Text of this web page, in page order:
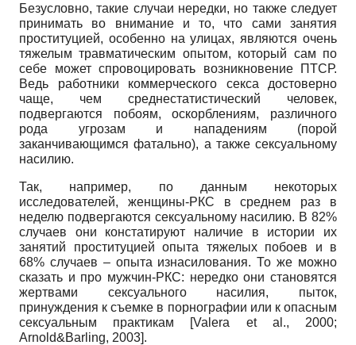
Безусловно, такие случаи нередки, но также следует
принимать во внимание и то, что сами занятия
проституцией, особенно на улицах, являются очень
тяжелым травматическим опытом, который сам по
себе может спровоцировать возникновение ПТСР.
Ведь работники коммерческого секса достоверно
чаще, чем среднестатистический человек,
подвергаются побоям, оскорблениям, различного
рода угрозам и нападениям (порой
заканчивающимся фатально), а также сексуальному
насилию.
Так, например, по данным некоторых
исследователей, женщины-РКС в среднем раз в
неделю подвергаются сексуальному насилию. В 82%
случаев они констатируют наличие в истории их
занятий проституцией опыта тяжелых побоев и в
68% случаев – опыта изнасилования. То же можно
сказать и про мужчин-РКС: нередко они становятся
жертвами сексуального насилия, пыток,
принуждения к съемке в порнографии или к опасным
сексуальным практикам [Valera et al., 2000;
Arnold&Barling, 2003].